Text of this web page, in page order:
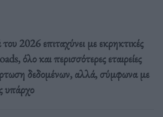
2026 επιταχύνει με εκρηκτικές
όλο και περισσότερες εταιρείες
δεδομένων, αλλά, σύμφωνα με
υπάρχο